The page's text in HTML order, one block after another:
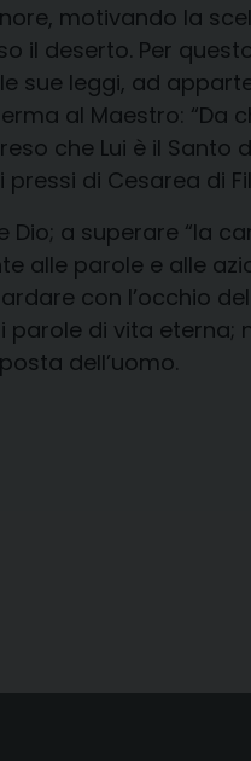
motivando la
il deserto. Per
sue leggi, ad
al Maestro: “Da
che Lui è il Santo
di Cesarea di
a superare “la
alle parole e alle
con l’occhio
parole di vita
dell’uomo.